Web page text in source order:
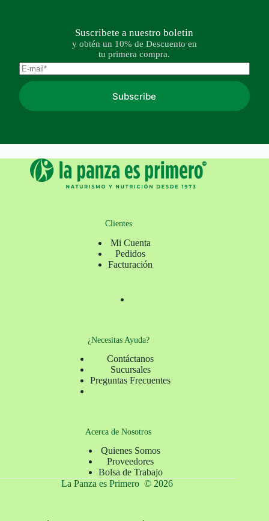
Suscribete a nuestro boletin
y obtén un 10% de Descuento en
tu primera compra.
Subscribe
Clientes
Mi Cuenta
Pedidos
Facturación
¿Necesitas Ayuda?
Contáctanos
Sucursales
Preguntas Frecuentes
Acerca de Nosotros
Quienes Somos
Proveedores
Bolsa de Trabajo
La Panza es Primero © 2026